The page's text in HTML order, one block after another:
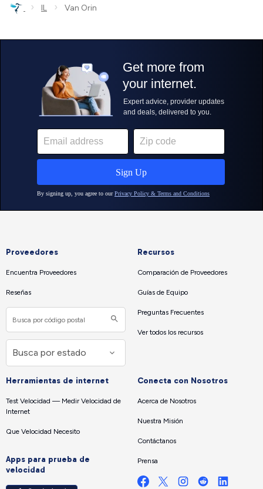
› IL › Van Orin
Proveedores
Encuentra Proveedores
Reseñas
Recursos
Comparación de Proveedores
Guías de Equipo
Preguntas Frecuentes
Ver todos los recursos
Herramientas de internet
Test Velocidad — Medir Velocidad de
Internet
Que Velocidad Necesito
Apps para prueba de
velocidad
Conecta con Nosotros
Acerca de Nosotros
Nuestra Misión
Contáctanos
Prensa